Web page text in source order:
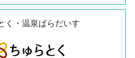
く・温泉ぱらだいす